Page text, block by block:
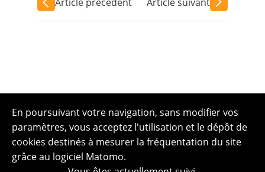
En poursuivant votre navigation, sans modifier vos
paramètres, vous acceptez l'utilisation et le dépôt de
cookies destinés à mesurer la fréquentation du site
grâce au logiciel Matomo.